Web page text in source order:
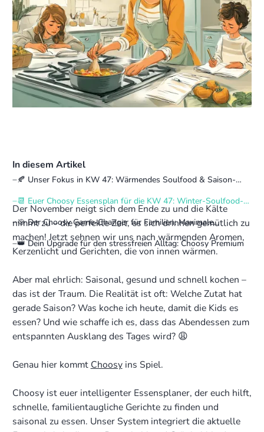
In diesem Artikel
🍂 Unser Fokus in KW 47: Wärmendes Soulfood & Saison-
📆 Euer Choosy Essensplan für die KW 47: Winter-Soulfood-
Inspiration
🥘 Der Choosy Game-Changer für Familien: Maximale
Zeitersparnis
👑 Dein Upgrade für den stressfreien Alltag: Choosy Premium
Der November neigt sich dem Ende zu und die Kälte
nimmt zu – die perfekte Zeit, es sich drinnen gemütlich zu
machen! Jetzt sehnen wir uns nach wärmenden Aromen,
Kerzenlicht und Gerichten, die von innen wärmen.
Aber mal ehrlich: Saisonal, gesund und schnellkochen –
das ist der Traum. Die Realität ist oft: Welche Zutat hat
gerade Saison? Was koche ich heute, damit die Kids es
essen? Und wie schaffe ich es, dass das Abendessen zum
entspannten Ausklang des Tages wird? 😩
Genau hier kommt Choosyins Spiel.
Choosy ist euer intelligenter Essensplaner, der euch hilft,
schnelle, familientaugliche Gerichte zu finden und
saisonal zu essen. Unser System integriert die aktuelle